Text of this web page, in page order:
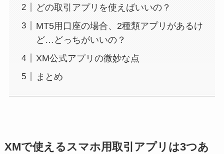
どの取引アプリを使えばいいの？
MT5用口座の場合、2種類アプリがあるけ
ど…どっちがいいの？
XM公式アプリの微妙な点
まとめ
XMで使えるスマホ用取引アプリは3つあ